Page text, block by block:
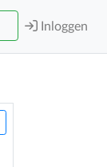
Inloggen